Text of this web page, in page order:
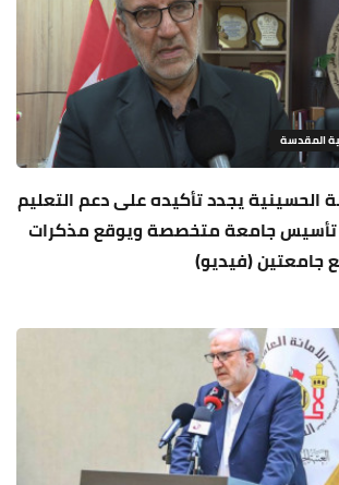
المقدسة
الحسينية يجدد تأكيده على دعم التعليم
تأسيس جامعة متخصصة ويوقع مذكرات
جامعتين (فيديو)